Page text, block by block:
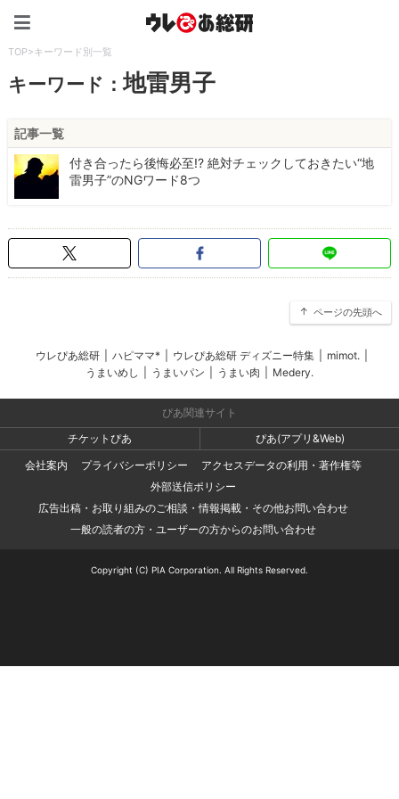
TOP>キーワード別一覧
キーワード：地雷男子
記事一覧
付き合ったら後悔必至!? 絶対チェックしておきたい“地
雷男子”のNGワード8つ
ページの先頭へ
ウレぴあ総研 ハピママ* ウレぴあ総研 ディズニー特集 mimot.
うまいめし
うまいパン うまい肉 Medery.
ぴあ関連サイト
チケットぴあ
ぴあ(アプリ&Web)
会社案内
プライバシーポリシー
アクセスデータの利用・著作権等
外部送信ポリシー
広告出稿・お取り組みのご相談・情報掲載・その他お問い合わせ
一般の読者の方・ユーザーの方からのお問い合わせ
Copyright (C) PIA Corporation. All Rights Reserved.